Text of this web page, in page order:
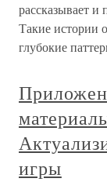
рассказывает и
Такие истории
глубокие
игры